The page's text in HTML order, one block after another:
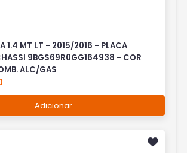
1.4 MT LT - 2015/2016 - PLACA
9BGS69R0GG164938 - COR
ALC/GAS
Adicionar